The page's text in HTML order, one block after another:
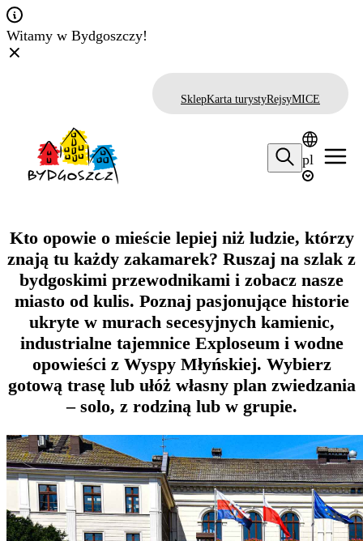
Witamy w Bydgoszczy!
SklepKarta turystyRejsyMICE
pl
Kto opowie o mieście lepiej niż ludzie, którzy
znają tu każdy zakamarek? Ruszaj na szlak z
bydgoskimi przewodnikami i zobacz nasze
miasto od kulis. Poznaj pasjonujące historie
ukryte w murach secesyjnych kamienic,
industrialne tajemnice Exploseum i wodne
opowieści z Wyspy Młyńskiej. Wybierz
gotową trasę lub ułóż własny plan zwiedzania
– solo, z rodziną lub w grupie.